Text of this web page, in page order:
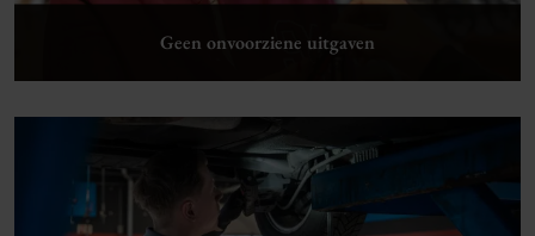
Geen onvoorziene uitgaven
Lees verder